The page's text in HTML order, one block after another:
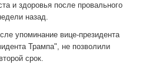
и здоровья после провального
назад.
упоминание вице-президента
Трампа", не позволили
срок.